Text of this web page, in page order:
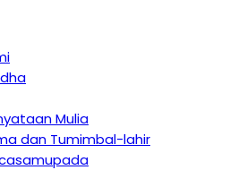
Mulia
dan Tumimbal-lahir